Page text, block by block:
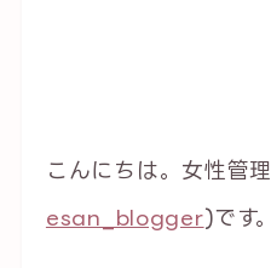
こんにちは。女性管
esan_blogger)です。